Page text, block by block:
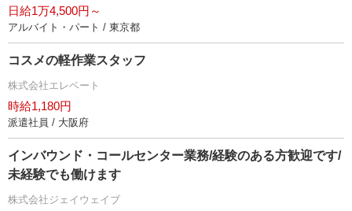
日給1万4,500円～
アルバイト・パート / 東京都
コスメの軽作業スタッフ
株式会社エレベート
時給1,180円
派遣社員 / 大阪府
インバウンド・コールセンター業務/経験のある方歓迎です/
未経験でも働けます
株式会社ジェイウェイブ